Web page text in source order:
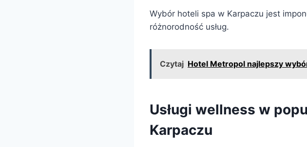
Wybór hoteli spa w Karpaczu jest
różnorodność usług.
Czytaj Hotel Metropol najlepszy
Usługi wellness w
Karpaczu